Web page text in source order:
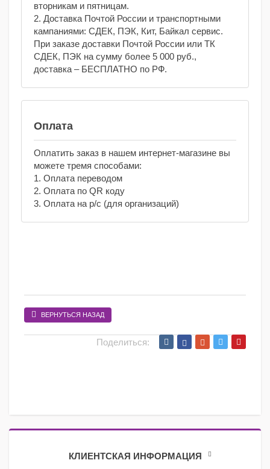
вторникам и пятницам.
2. Доставка Почтой России и транспортными
кампаниями: СДЕК, ПЭК, Кит, Байкал сервис.
При заказе доставки Почтой России или ТК
СДЕК, ПЭК на сумму более 5 000 руб.,
доставка – БЕСПЛАТНО по РФ.
Оплата
Оплатить заказ в нашем интернет-магазине вы
можете тремя способами:
1. Оплата переводом
2. Оплата по QR коду
3. Оплата на р/с (для организаций)
ВЕРНУТЬСЯ НАЗАД
Поделиться:
КЛИЕНТСКАЯ ИНФОРМАЦИЯ